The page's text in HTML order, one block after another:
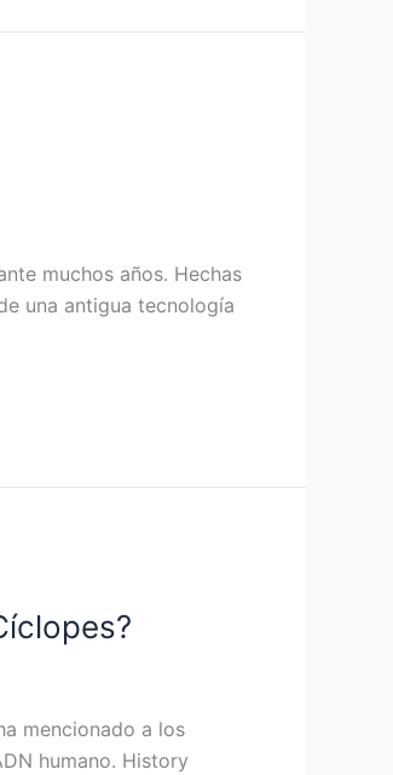
muchos años. Hechas
una antigua tecnología
mencionado a los
humano. History